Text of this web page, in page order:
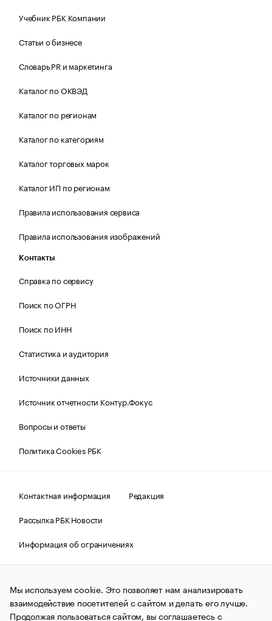
Учебник РБК Компании
Статьи о бизнесе
Словарь PR и маркетинга
Каталог по ОКВЭД
Каталог по регионам
Каталог по категориям
Каталог торговых марок
Каталог ИП по регионам
Правила использования сервиса
Правила использования изображений
Контакты
Справка по сервису
Поиск по ОГРН
Поиск по ИНН
Статистика и аудитория
Источники данных
Источник отчетности Контур.Фокус
Вопросы и ответы
Политика Cookies РБК
Контактная информация
Редакция
Рассылка РБК Новости
Информация об ограничениях
Правовая информация
О соблюдении авторских прав
© АО «РОСБИЗНЕСКОНСАЛТИНГ»,1995–2026.Сообщения
и материалы информационного агентства «РБК»
(зарегистрировано Федеральной службой по надзору в сфере
Мы используем cookie. Это позволяет нам анализировать
взаимодействие посетителей с сайтом и делать его лучше.
Продолжая пользоваться сайтом, вы соглашаетесь с